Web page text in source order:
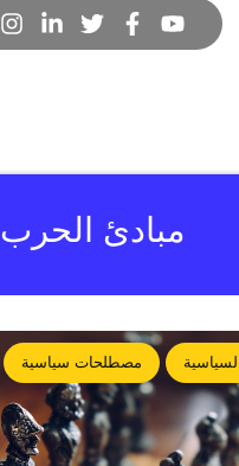
مبادئ الحرب
مصطلحات سياسية